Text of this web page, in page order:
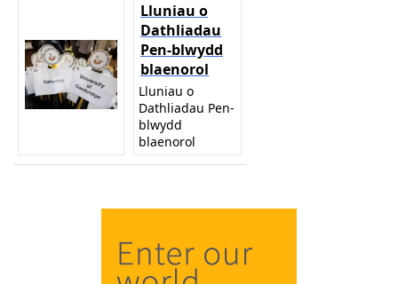
Lluniau o
Dathliadau
Pen-blwydd
blaenorol
Lluniau o
Dathliadau Pen-
blwydd
blaenorol